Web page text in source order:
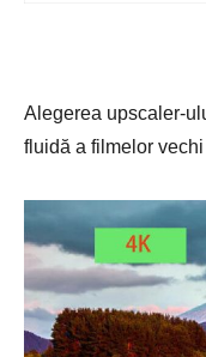
Alegerea upscaler-
fluidă a filmelor